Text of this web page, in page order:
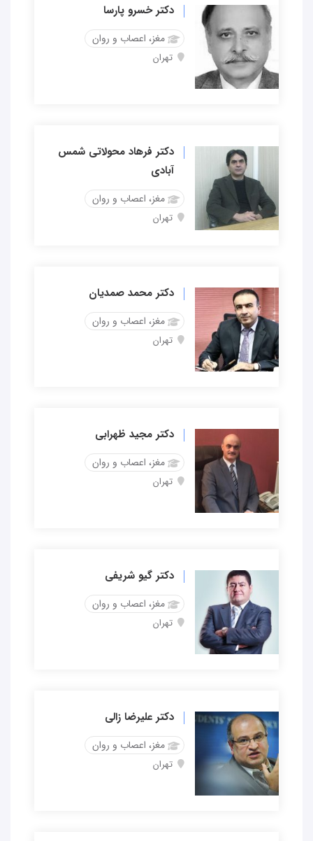
دکتر خسرو پارسا
مغز، اعصاب و روان
تهران
دکتر فرهاد محولاتی شمس
آبادی
مغز، اعصاب و روان
تهران
دکتر محمد صمدیان
مغز، اعصاب و روان
تهران
دکتر مجید ظهرابی
مغز، اعصاب و روان
تهران
دکتر گیو شریفی
مغز، اعصاب و روان
تهران
دکتر علیرضا زالی
مغز، اعصاب و روان
تهران